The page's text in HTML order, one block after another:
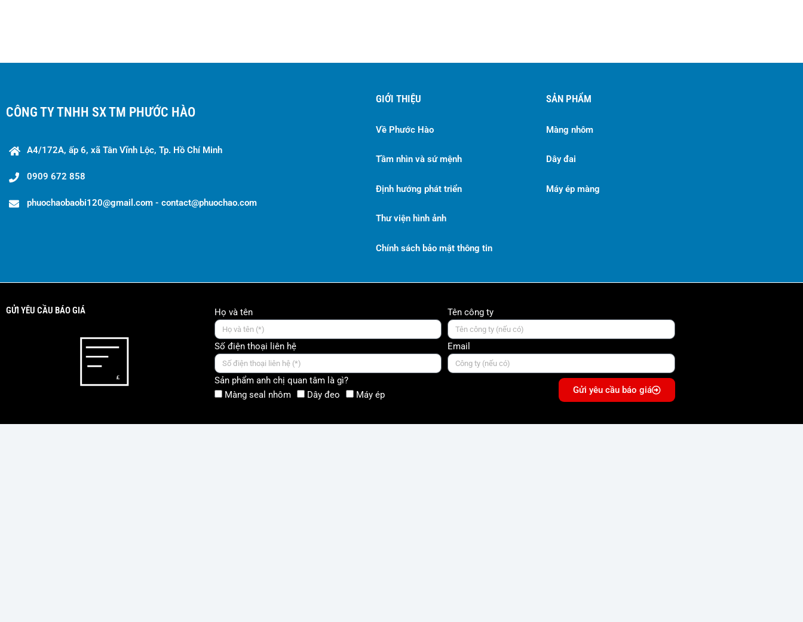
CÔNG TY TNHH SX TM PHƯỚC HÀO
A4/172A, ấp 6, xã Tân Vĩnh Lộc, Tp. Hồ Chí Minh
0909 672 858
phuochaobaobi120@gmail.com - contact@phuochao.com
GIỚI THIỆU
Về Phước Hào
Tầm nhìn và sứ mệnh
Định hướng phát triển
Thư viện hình ảnh
Chính sách bảo mật thông tin
SẢN PHẨM
Màng nhôm
Dây đai
Máy ép màng
GỬI YÊU CẦU BÁO GIÁ Họ và tên Tên công ty
Số điện thoại liên hệ Email
Sản phẩm anh chị quan tâm là gì?
Màng seal nhôm
Dây đeo Máy ép Gửi yêu cầu báo giá